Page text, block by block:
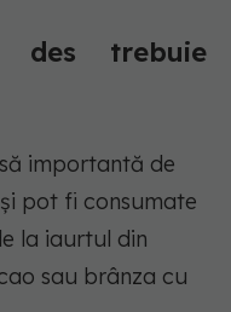
des trebuie
importantă de
pot fi consumate
la iaurtul din
sau brânza cu